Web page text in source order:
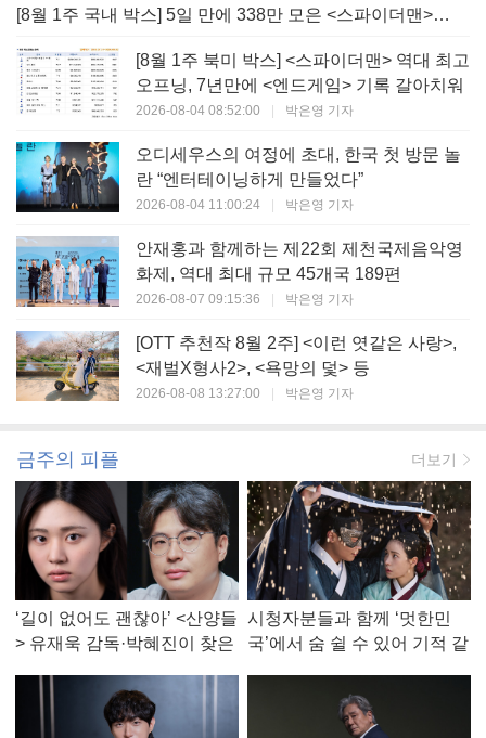
[8월 1주 국내 박스] 5일 만에 338만 모은 <스파이더맨> 극장가 235% 대반등, <호프>는 400만 돌파
[8월 1주 북미 박스] <스파이더맨> 역대 최고
오프닝, 7년만에 <엔드게임> 기록 갈아치워
2026-08-04 08:52:00 | 박은영 기자
오디세우스의 여정에 초대, 한국 첫 방문 놀
란 “엔터테이닝하게 만들었다”
2026-08-04 11:00:24 | 박은영 기자
안재홍과 함께하는 제22회 제천국제음악영
화제, 역대 최대 규모 45개국 189편
2026-08-07 09:15:36 | 박은영 기자
[OTT 추천작 8월 2주] <이런 엿같은 사랑>,
<재벌X형사2>, <욕망의 덫> 등
2026-08-08 13:27:00 | 박은영 기자
금주의 피플 더보기
‘길이 없어도 괜찮아’ <산양들
> 유재욱 감독·박혜진이 찾은
시청자분들과 함께 ‘멋한민
국’에서 숨 쉴 수 있어 기적 같